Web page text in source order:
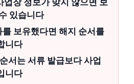
업장 정보가 맞지 않으면 보
있습니다
보유했다면 해지 순서를
니다
서는 서류 발급보다 사업
니다